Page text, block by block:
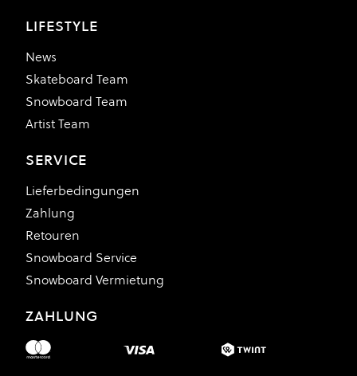
LIFESTYLE
News
Skateboard Team
Snowboard Team
Artist Team
SERVICE
Lieferbedingungen
Zahlung
Retouren
Snowboard Service
Snowboard Vermietung
ZAHLUNG